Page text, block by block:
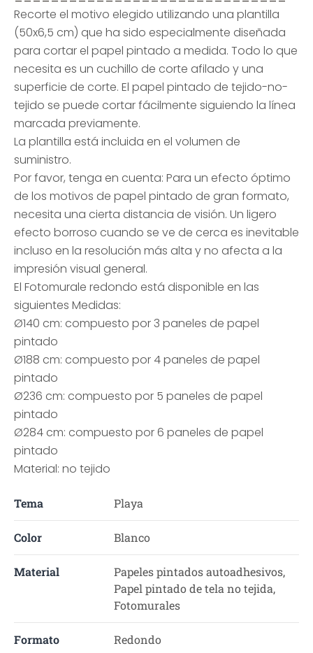
Recorte el motivo elegido utilizando una plantilla
(50x6,5 cm) que ha sido especialmente diseñada
para cortar el papel pintado a medida. Todo lo que
necesita es un cuchillo de corte afilado y una
superficie de corte. El papel pintado de tejido-no-
tejido se puede cortar fácilmente siguiendo la línea
marcada previamente.
La plantilla está incluida en el volumen de
suministro.
Por favor, tenga en cuenta: Para un efecto óptimo
de los motivos de papel pintado de gran formato,
necesita una cierta distancia de visión. Un ligero
efecto borroso cuando se ve de cerca es inevitable
incluso en la resolución más alta y no afecta a la
impresión visual general.
El Fotomurale redondo está disponible en las
siguientes Medidas:
Ø140 cm: compuesto por 3 paneles de papel
pintado
Ø188 cm: compuesto por 4 paneles de papel
pintado
Ø236 cm: compuesto por 5 paneles de papel
pintado
Ø284 cm: compuesto por 6 paneles de papel
pintado
Material: no tejido
Tema Playa
Color Blanco
Material
Papeles pintados autoadhesivos,
Papel pintado de tela no tejida,
Fotomurales
Formato Redondo